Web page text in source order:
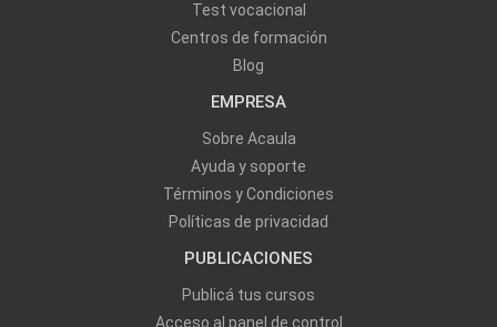
Test vocacional
Centros de formación
Blog
EMPRESA
Sobre Acaula
Ayuda y soporte
Términos y Condiciones
Políticas de privacidad
PUBLICACIONES
Publicá tus cursos
Acceso al panel de control